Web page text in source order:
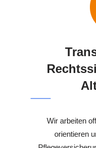
Wir arbeiten
orientieren